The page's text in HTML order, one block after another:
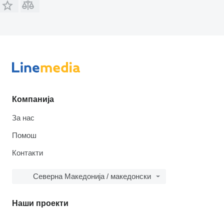
Компанија
За нас
Помош
Контакти
Северна Македонија / македонски
Наши проекти